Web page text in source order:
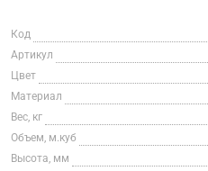
Код
Артикул
Цвет
Материал
Вес, кг
Объем, м.куб
Высота, мм